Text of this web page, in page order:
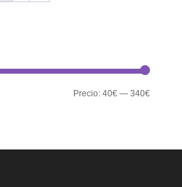
Precio
Precio
Precio:40€ —340€